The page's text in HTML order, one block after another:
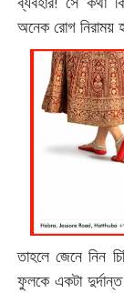
অনেক রোগ নিরাময়
তাহলে জেনে নিন
ফুলকে একটা